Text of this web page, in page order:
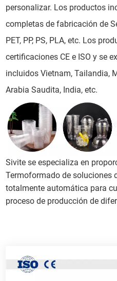
personalizar. Los productos
completas de fabricación de
PET, PP, PS, PLA, etc. Los
certificaciones CE e ISO y se
incluidos Vietnam, Tailandia,
Arabia Saudita, India, etc.
Sivite se especializa en
Termoformado de soluciones
totalmente automática para
proceso de producción de